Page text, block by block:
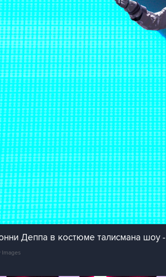
Деппа в костюме талисмана шоу